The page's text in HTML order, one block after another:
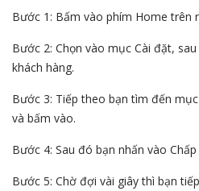
Bước 1: Bấm vào phím Home trên
Bước 2: Chọn vào mục Cài đặt,
khách hàng.
Bước 3: Tiếp theo bạn tìm đến
và bấm vào.
Bước 4: Sau đó bạn nhấn vào Chấp
Bước 5: Chờ đợi vài giây thì bạn